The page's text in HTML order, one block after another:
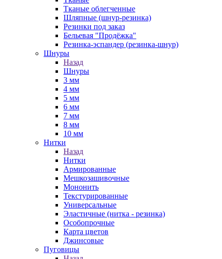
Тканые облегченные
Шляпные (шнур-резинка)
Резинки под заказ
Бельевая "Продёжка"
Резинка-эспандер (резинка-шнур)
Шнуры
Назад
Шнуры
3 мм
4 мм
5 мм
6 мм
7 мм
8 мм
10 мм
Нитки
Назад
Нитки
Армированные
Мешкозашивочные
Мононить
Текстурированные
Универсальные
Эластичные (нитка - резинка)
Особопрочные
Карта цветов
Джинсовые
Пуговицы